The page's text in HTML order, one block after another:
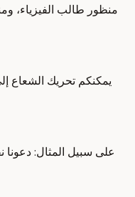
منظور طالب الفيزياء،
يمكنكم تحريك الشعاع
على سبيل المثال: دعونا